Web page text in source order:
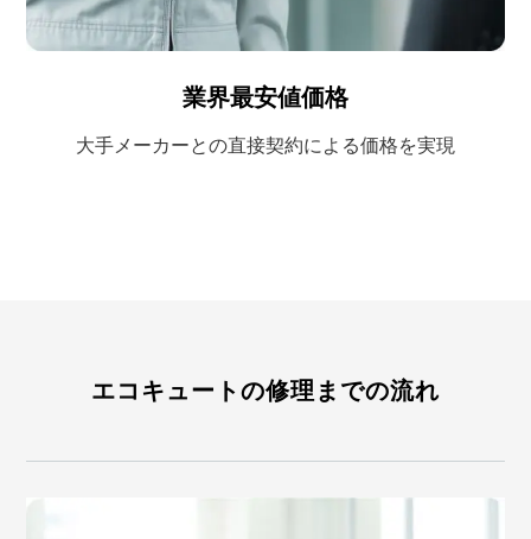
業界最安値価格
大手メーカーとの直接契約による価格を実現
エコキュートの修理までの流れ